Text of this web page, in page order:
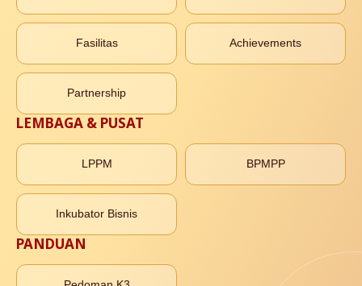
Fasilitas Achievements
Partnership
LEMBAGA & PUSAT
LPPM BPMPP
Inkubator Bisnis
PANDUAN